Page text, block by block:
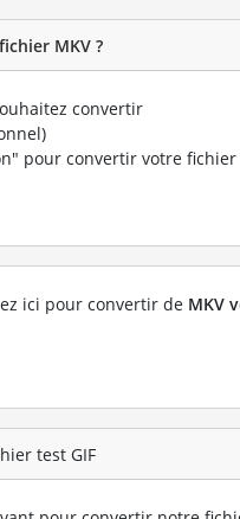
MKV ?
convertir
pour convertir votre fichier
ici pour convertir de MKV
test GIF